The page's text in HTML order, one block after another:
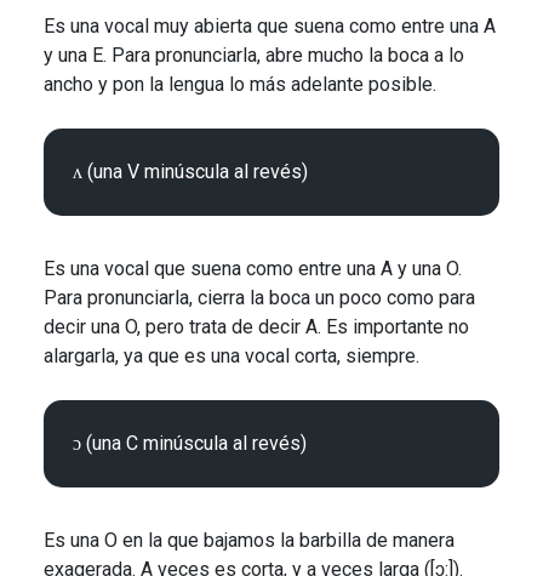
Es una vocal muy abierta que suena como entre una A
y una E. Para pronunciarla, abre mucho la boca a lo
ancho y pon la lengua lo más adelante posible.
Es una vocal que suena como entre una A y una O.
Para pronunciarla, cierra la boca un poco como para
decir una O, pero trata de decir A. Es importante no
alargarla, ya que es una vocal corta, siempre.
Es una O en la que bajamos la barbilla de manera
exagerada. A veces es corta, y a veces larga ([ɔ:]).